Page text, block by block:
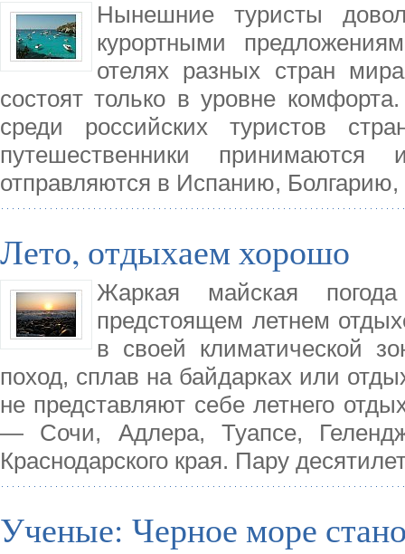
Нынешние туристы
курортными
отелях разных стран
состоят только в уровне
среди российских туристов
путешественники
отправляются в Испанию,
Лето, отдыхаем хорошо
Жаркая майская
предстоящем летнем
в своей климатической
поход, сплав на байдарках или
не представляют себе летнего
— Сочи, Адлера, Туапсе,
Краснодарского края. Пару
Ученые: Черное море